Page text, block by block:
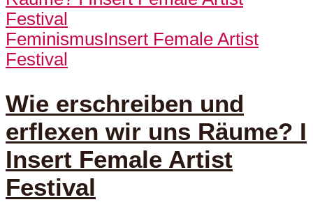
FeminismusInsert Female Artist
Festival
Wie erschreiben und
erflexen wir uns Räume? I
Insert Female Artist
Festival